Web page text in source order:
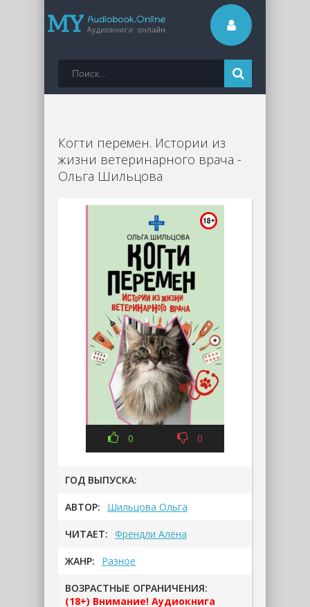
Когти перемен. Истории из
жизни ветеринарного врача -
Ольга Шильцова
0 0
ГОД ВЫПУСКА:
АВТОР: Шильцова Ольга
ЧИТАЕТ: Френдли Алёна
ЖАНР: Разное
ВОЗРАСТНЫЕ ОГРАНИЧЕНИЯ:
(18+) Внимание! Аудиокнига